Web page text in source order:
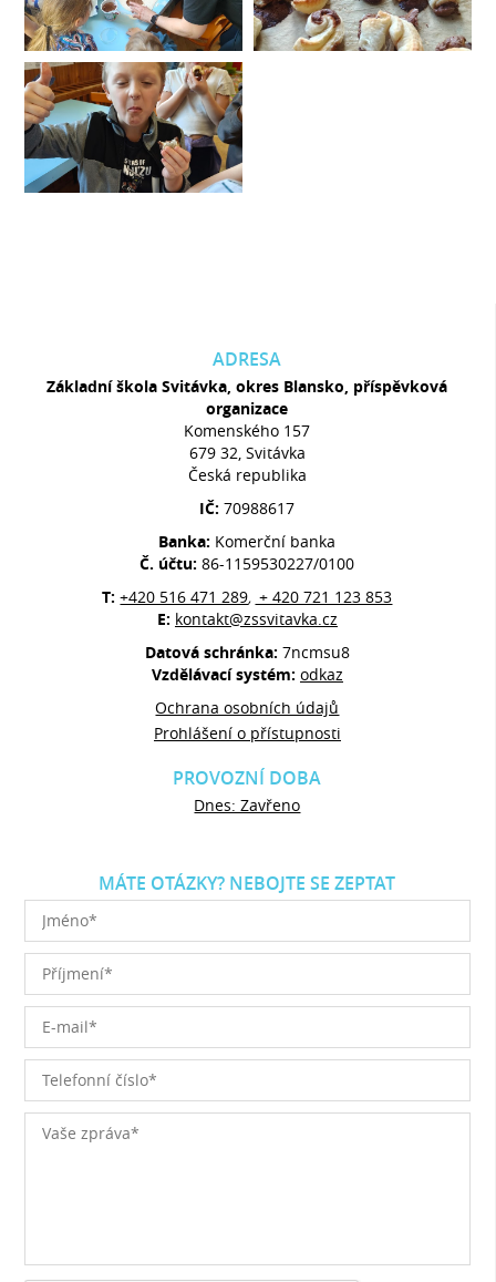
ADRESA
Základní škola Svitávka, okres Blansko, příspěvková
organizace
Komenského 157
679 32, Svitávka
Česká republika
IČ:70988617
Banka: Komerční banka
Č. účtu:86-1159530227/0100
T:+420 516 471 289, + 420 721 123 853
E: kontakt@zssvitavka.cz
Datová schránka: 7ncmsu8
Vzdělávací systém: odkaz
Ochrana osobních údajů
Prohlášení o přístupnosti
PROVOZNÍ DOBA
Dnes: Zavřeno
MÁTE OTÁZKY? NEBOJTE SE ZEPTAT